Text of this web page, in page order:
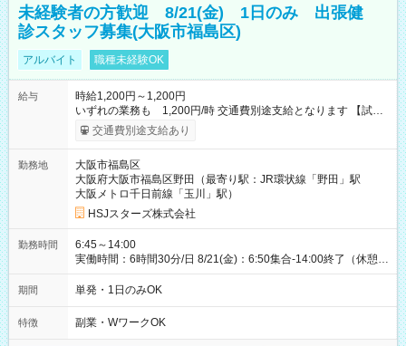
未経験者の方歓迎 8/21(金) 1日のみ 出張健
診スタッフ募集(大阪市福島区)
アルバイト 職種未経験OK
給与
時給1,200円～1,200円
いずれの業務も 1,200円/時 交通費別途支給となります 【試用
期間】試用期間なし
交通費別途支給あり
勤務地
大阪市福島区
大阪府大阪市福島区野田（最寄り駅：JR環状線「野田」駅
大阪メトロ千日前線「玉川」駅）
HSJスターズ株式会社
勤務時間
6:45～14:00
実働時間：6時間30分/日 8/21(金)：6:50集合-14:00終了（休憩
45分)
期間 単発・1日のみOK
特徴 副業・WワークOK